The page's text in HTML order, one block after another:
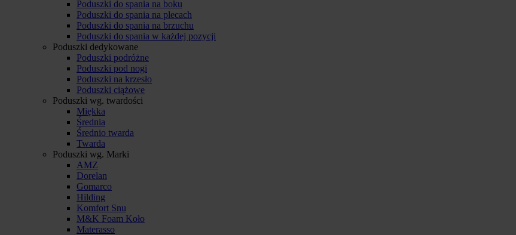
Poduszki do spania na boku
Poduszki do spania na plecach
Poduszki do spania na brzuchu
Poduszki do spania w każdej pozycji
Poduszki dedykowane
Poduszki podróżne
Poduszki pod nogi
Poduszki na krzesło
Poduszki ciążowe
Poduszki wg. twardości
Miękka
Średnia
Średnio twarda
Twarda
Poduszki wg. Marki
AMZ
Dorelan
Gomarco
Hilding
Komfort Snu
M&K Foam Koło
Materasso